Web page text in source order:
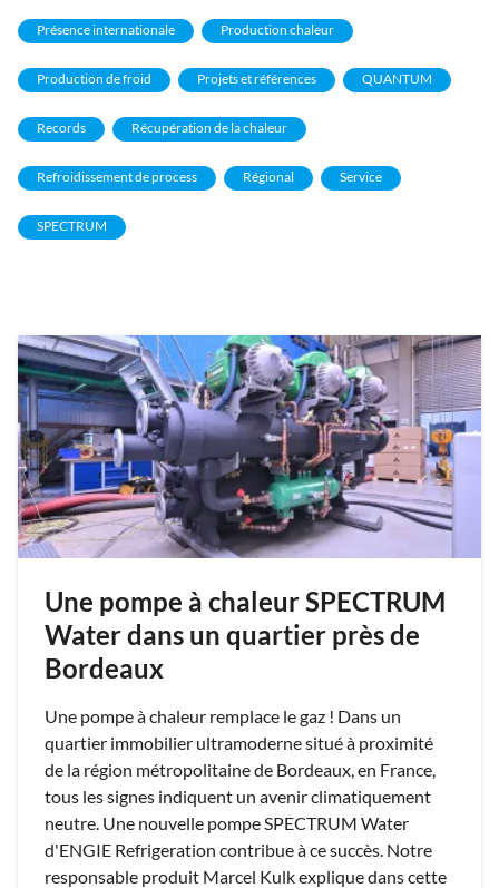
Présence internationale Production chaleur
Production de froid Projets et références QUANTUM
Records Récupération de la chaleur
Refroidissement de process Régional Service
SPECTRUM
Une pompe à chaleur SPECTRUM
Water dans un quartier près de
Bordeaux
Une pompe à chaleur remplace le gaz ! Dans un
quartier immobilier ultramoderne situé à proximité
de la région métropolitaine de Bordeaux, en France,
tous les signes indiquent un avenir climatiquement
neutre. Une nouvelle pompe SPECTRUM Water
d'ENGIE Refrigeration contribue à ce succès. Notre
responsable produit Marcel Kulk explique dans cette